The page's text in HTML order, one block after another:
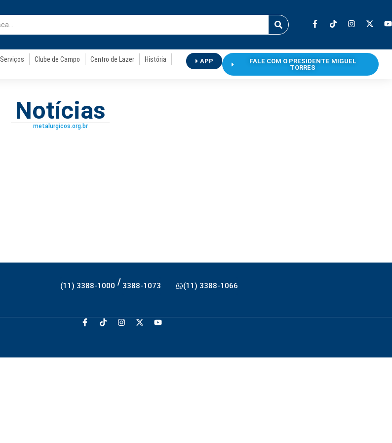
Serviços Clube de Campo Centro de Lazer
História
APP
FALE COM O PRESIDENTE MIGUEL
TORRES
Notícias
metalurgicos.org.br
(11) 3388-1000 / 3388-1073 (11) 3388-1066